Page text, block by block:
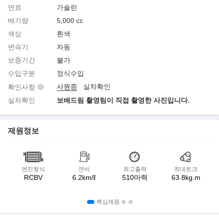
연료
가솔린
배기량
5,000 cc
색상
흰색
변속기
자동
보증기간
불가
수입구분
정식수입
확인사항
사원증
실차확인
실차확인
보배드림 촬영팀이 직접 촬영한 사진입니다.
제원정보
엔진형식
RCBV
연비
6.2km/ℓ
최고출력
510마력
최대토크
63.8kg.m
핵심제원